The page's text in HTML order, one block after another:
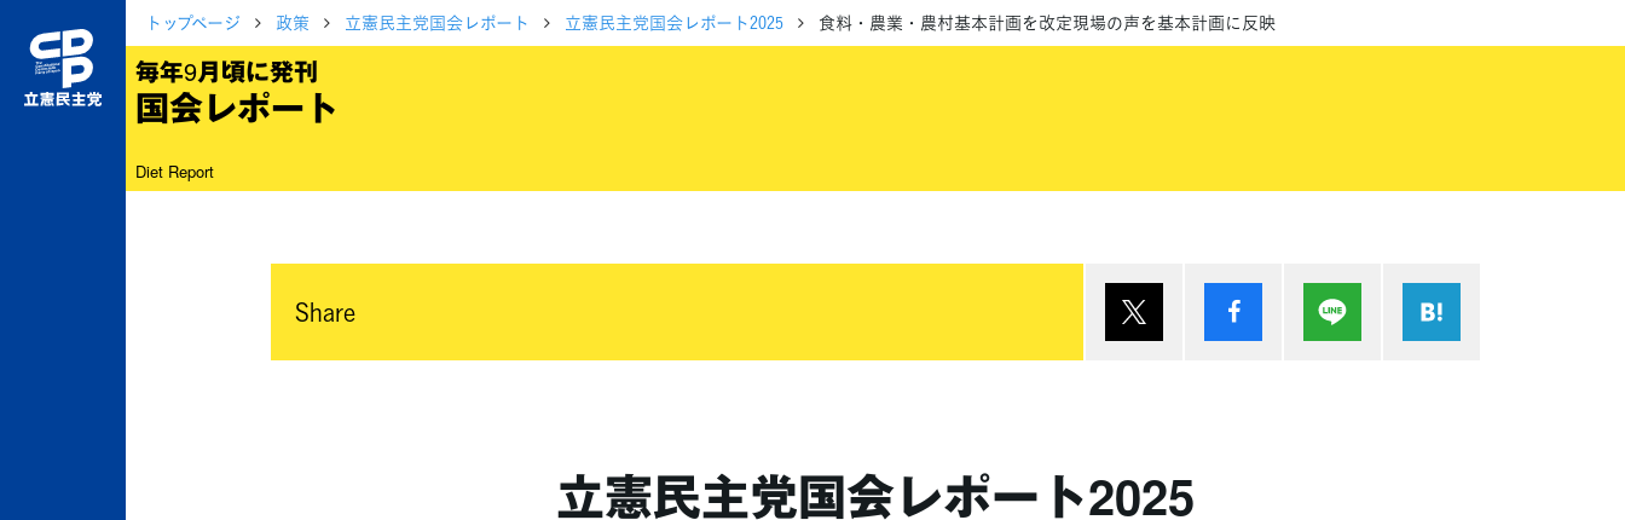
トップページ 政策 立憲民主党国会レポート 立憲民主党国会レポート2025 食料・農業・農村基本計画を改定現場の声を基本計画に反映
毎年9月頃に発刊
国会レポート
Diet Report
Share シェア Lineで送る
立憲民主党国会レポート2025